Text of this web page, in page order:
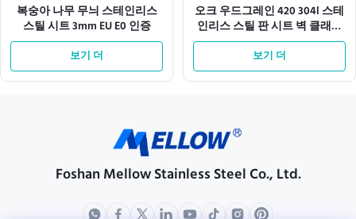
복숭아 나무 무늬 스테인리스
스틸 시트 3mm EU E0 인증
보기 더
오크 우드그레인 420 304l 스테
인리스 스틸 판 시트 벽 클래딩
용
보기 더
Foshan Mellow Stainless Steel Co., Ltd.